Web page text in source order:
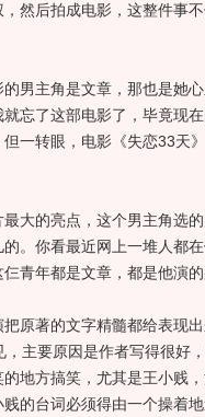
然后拍成电影，这整件事
主角是文章，那也是她心
忘了这部电影了，毕竟现
一转眼，电影《失恋33天
的亮点，这个男主角选的
。你看最近网上一堆人都
青年都是文章，都是他演的
著的文字精髓都给表现出
，主要原因是作者写得很好
地方搞笑，尤其是王小贱
的台词必须得由一个操着